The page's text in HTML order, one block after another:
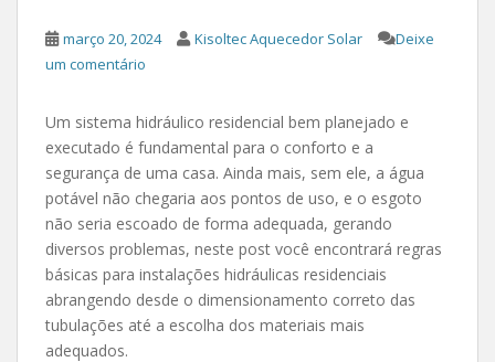
março 20, 2024 Kisoltec Aquecedor Solar
Deixe
um comentário
Um sistema hidráulico residencial bem planejado e
executado é fundamental para o conforto e a
segurança de uma casa. Ainda mais, sem ele, a água
potável não chegaria aos pontos de uso, e o esgoto
não seria escoado de forma adequada, gerando
diversos problemas, neste post você encontrará regras
básicas para instalações hidráulicas residenciais
abrangendo desde o dimensionamento correto das
tubulações até a escolha dos materiais mais
adequados.